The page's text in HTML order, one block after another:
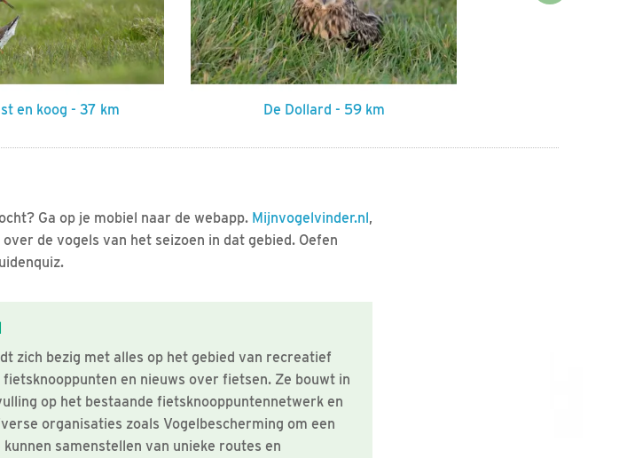
en koog - 37 km De Dollard - 59 km
Ga op je mobiel naar de webapp. Mijnvogelvinder.nl,
de vogels van het seizoen in dat gebied. Oefen
zich bezig met alles op het gebied van recreatief
en nieuws over fietsen. Ze bouwt in
op het bestaande fietsknooppuntennetwerk en
organisaties zoals Vogelbescherming om een
samenstellen van unieke routes en